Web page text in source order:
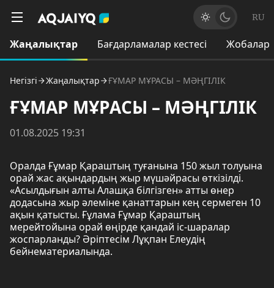
RU
Жаңалықтар Бағдарламалар кестесі Жобалар
Негізгі Жаңалықтар ҒҰМАР МҰРАСЫ – МӘҢГІЛІК
ҒҰМАР МҰРАСЫ – МӘҢГІЛІК
01.08.2025 19:31
Оралда Ғұмар Қараштың туғанына 150 жыл толуына
орай жас ақындардың жыр мүшәйрасы өткізілді.
«Асылдығын алты Алашқа білгізген» атты өнер
додасына жыр әлеміне қанаттарын кең сермеген 10
ақын қатысты. Ғұлама Ғұмар Қараштың
мерейтойына орай өңірде қандай іс-шаралар
жоспарланды? Әріптесім Лұқпан Елеудің
бейнематериалында.